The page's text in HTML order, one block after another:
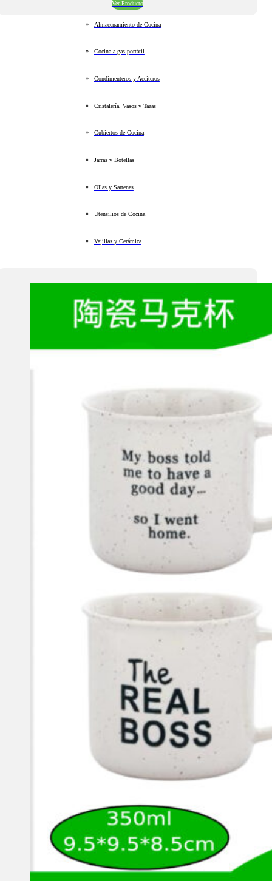
Ver Producto
Almacenamiento de Cocina
Cocina a gas portátil
Condimenteros y Aceiteros
Cristalería, Vasos y Tazas
Cubiertos de Cocina
Jarras y Botellas
Ollas y Sartenes
Utensilios de Cocina
Vajillas y Cerámica